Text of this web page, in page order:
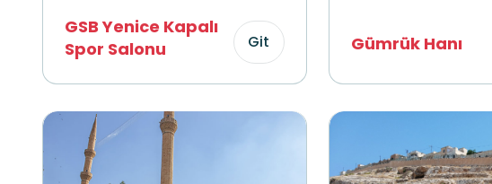
GSB Yenice Kapalı
Spor Salonu
Git Gümrük Hanı